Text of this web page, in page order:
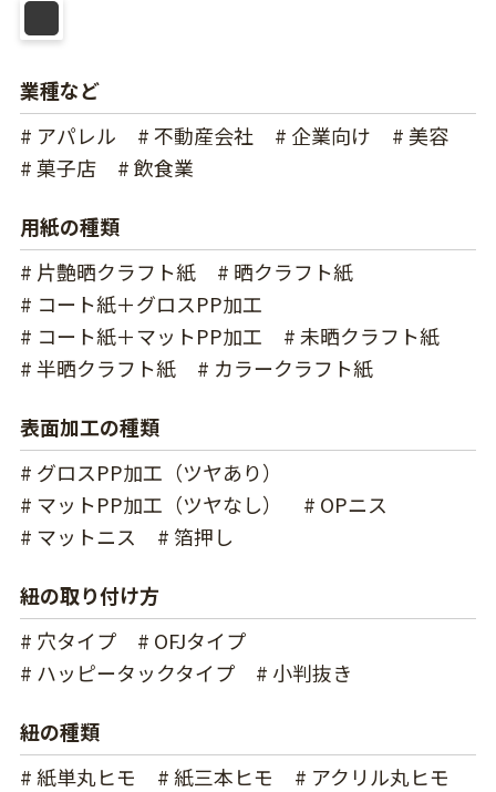
業種など
# アパレル
# 不動産会社 # 企業向け
# 美容
# 菓子店
# 飲食業
用紙の種類
# 片艶晒クラフト紙
# 晒クラフト紙
# コート紙＋グロスPP加工
# コート紙＋マットPP加工
# 未晒クラフト紙
# 半晒クラフト紙
# カラークラフト紙
表面加工の種類
# グロスPP加工（ツヤあり）
# マットPP加工（ツヤなし）
# OPニス
# マットニス
# 箔押し
紐の取り付け方
# 穴タイプ
# OFJタイプ
# ハッピータックタイプ
# 小判抜き
紐の種類
# 紙単丸ヒモ
# 紙三本ヒモ
# アクリル丸ヒモ